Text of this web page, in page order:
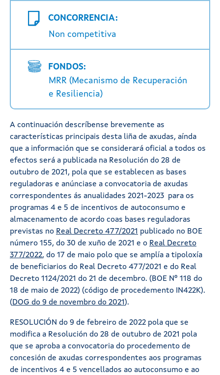
CONCORRENCIA:
Non competitiva
FONDOS:
MRR (Mecanismo de Recuperación
e Resiliencia)
A continuación descríbense brevemente as
características principais desta liña de axudas, aínda
que a información que se considerará oficial a todos os
efectos será a publicada na Resolución do 28 de
outubro de 2021, pola que se establecen as bases
reguladoras e anúnciase a convocatoria de axudas
correspondentes ás anualidades 2021-2023 para os
programas 4 e 5 de incentivos de autoconsumo e
almacenamento de acordo coas bases reguladoras
previstas no Real Decreto 477/2021 publicado no BOE
número 155, do 30 de xuño de 2021 e o Real Decreto
377/2022, do 17 de maio polo que se amplía a tipoloxía
de beneficiarios do Real Decreto 477/2021 e do Real
Decreto 1124/2021 do 21 de decembro. (BOE Nº 118 do
18 de maio de 2022) (código de procedemento IN422K).
(DOG do 9 de novembro do 2021).
RESOLUCIÓN do 9 de febreiro de 2022 pola que se
modifica a Resolución do 28 de outubro de 2021 pola
que se aproba a convocatoria do procedemento de
concesión de axudas correspondentes aos programas
de incentivos 4 e 5 vencellados ao autoconsumo e ao